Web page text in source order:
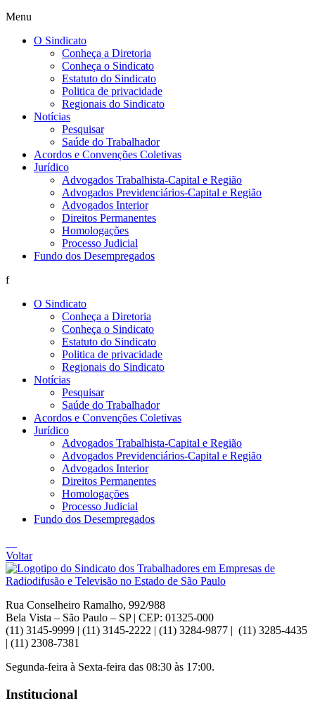
Menu
O Sindicato
Conheça a Diretoria
Conheça o Sindicato
Estatuto do Sindicato
Politica de privacidade
Regionais do Sindicato
Notícias
Pesquisar
Saúde do Trabalhador
Acordos e Convenções Coletivas
Jurídico
Advogados Trabalhista-Capital e Região
Advogados Previdenciários-Capital e Região
Advogados Interior
Direitos Permanentes
Homologações
Processo Judicial
Fundo dos Desempregados
f
O Sindicato
Conheça a Diretoria
Conheça o Sindicato
Estatuto do Sindicato
Politica de privacidade
Regionais do Sindicato
Notícias
Pesquisar
Saúde do Trabalhador
Acordos e Convenções Coletivas
Jurídico
Advogados Trabalhista-Capital e Região
Advogados Previdenciários-Capital e Região
Advogados Interior
Direitos Permanentes
Homologações
Processo Judicial
Fundo dos Desempregados
Voltar
Rua Conselheiro Ramalho, 992/988
Bela Vista – São Paulo – SP | CEP: 01325-000
(11) 3145-9999 | (11) 3145-2222 | (11) 3284-9877 | (11) 3285-4435
| (11) 2308-7381
Segunda-feira à Sexta-feira das 08:30 às 17:00.
Institucional